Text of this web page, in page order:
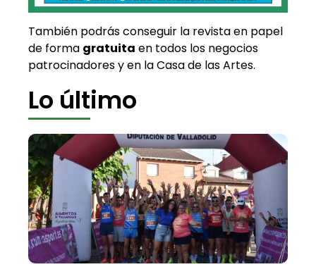
También podrás conseguir la revista en papel
de forma gratuita en todos los negocios
patrocinadores y en la Casa de las Artes.
Lo último